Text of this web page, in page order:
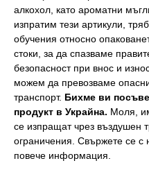
алкохол, като ароматни
изпратим тези артикули,
обучения относно
стоки, за да спазваме
безопасност при внос и
можем да превозваме
транспорт. Бихме ви
продукт в Украйна. Моля,
се изпращат чрез въздушен
ограничения. Свържете се с
повече информация.